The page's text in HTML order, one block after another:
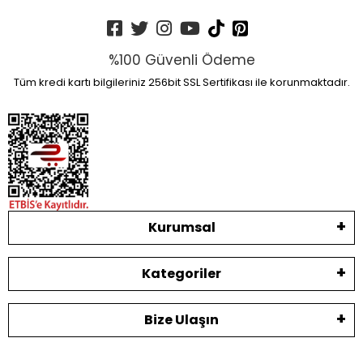
%100 Güvenli Ödeme
Tüm kredi kartı bilgileriniz 256bit SSL Sertifikası ile korunmaktadır.
Kurumsal
Kategoriler
Bize Ulaşın